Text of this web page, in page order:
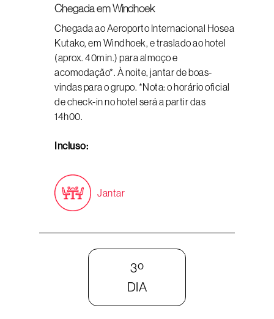
Chegada em Windhoek
Chegada ao Aeroporto Internacional Hosea
Kutako, em Windhoek, e traslado ao hotel
(aprox. 40min.) para almoço e
acomodação*. À noite, jantar de boas-
vindas para o grupo. *Nota: o horário oficial
de check-in no hotel será a partir das
14h00.
Incluso:
Jantar
3º
DIA